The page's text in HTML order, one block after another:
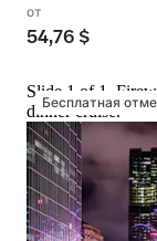
от
54,76 $
Бесплатная
Slide 1 of 1,
dinner cruise.